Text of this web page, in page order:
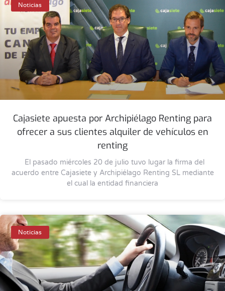
Noticias
Cajasiete apuesta por Archipiélago Renting para
ofrecer a sus clientes alquiler de vehículos en
renting
El pasado miércoles 20 de julio tuvo lugar la firma del
acuerdo entre Cajasiete y Archipiélago Renting SL mediante
el cual la entidad financiera
Noticias